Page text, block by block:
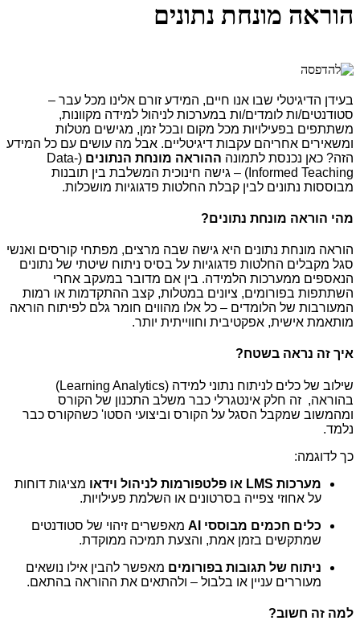
הוראה מונחת נתונים
בעידן הדיגיטלי שבו אנו חיים, המידע זורם אלינו מכל עבר –
סטודנטים/ות לומדים/ות במערכות לניהול למידה מקוונות,
משתתפים בפעילויות מכל מקום ובכל זמן, מגישים מטלות
ומשאירים אחריהם עקבות דיגיטליים. אבל מה עושים עם כל המידע
הזה? כאן נכנסת לתמונה ההוראה מונחת הנתונים (Data-
Informed Teaching) – גישה חינוכית המשלבת בין תובנות
מבוססות נתונים לבין קבלת החלטות פדגוגיות מושכלות.
מהי הוראה מונחת נתונים?
הוראה מונחת נתונים היא גישה שבה מרצים, מפתחי קורסים ואנשי
סגל מקבלים החלטות פדגוגיות על בסיס ניתוח שיטתי של נתונים
הנאספים ממערכות הלמידה. בין אם מדובר במעקב אחרי
השתתפות בפורומים, ציונים במטלות, קצב ההתקדמות או רמות
המעורבות של הלומדים – כל אלו מהווים חומר גלם לפיתוח הוראה
מותאמת אישית, אפקטיבית וחווייתית יותר.
איך זה נראה בשטח?
שילוב של כלים לניתוח נתוני למידה (Learning Analytics)
בהוראה, זה חלק אינטגרלי כבר משלב התכנון של הקורס
ומהמשוב שמקבל הסגל על הקורס וביצועי הסטו' כשהקורס כבר
נלמד.
כך לדוגמה:
מערכות LMS
או פלטפורמות לניהול וידאו מציגות דוחות
על אחוזי צפייה בסרטונים או השלמת פעילויות.
כלים חכמים מבוססי AI
מאפשרים זיהוי של סטודנטים
שמתקשים בזמן אמת, והצעת תמיכה ממוקדת.
ניתוח של תגובות בפורומים מאפשר להבין אילו נושאים
מעוררים עניין או בלבול – ולהתאים את ההוראה בהתאם.
למה זה חשוב?